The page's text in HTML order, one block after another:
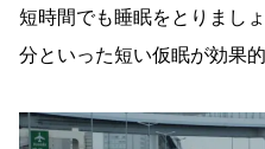
短時間でも睡眠をとりまし
分といった短い仮眠が効果的